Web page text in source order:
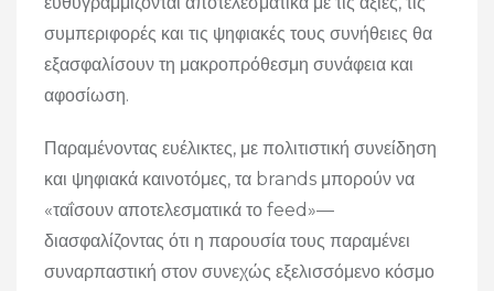
συμπεριφορές και τις ψηφιακές τους συνήθειες θα
εξασφαλίσουν τη μακροπρόθεσμη συνάφεια και
αφοσίωση.
Παραμένοντας ευέλικτες, με πολιτιστική συνείδηση
και ψηφιακά καινοτόμες, τα brands μπορούν να
«ταΐσουν αποτελεσματικά το feed»—
διασφαλίζοντας ότι η παρουσία τους παραμένει
συναρπαστική στον συνεχώς εξελισσόμενο κόσμο